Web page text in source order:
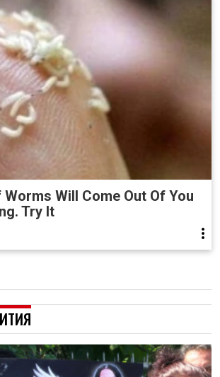
Worms Will Come Out Of You
Try It